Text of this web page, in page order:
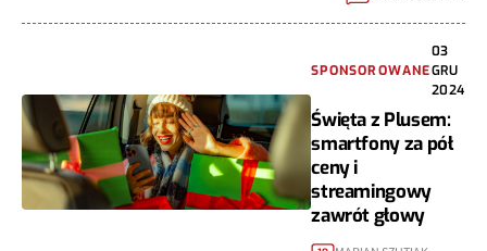
SPONSOROWANE
03
GRU
2024
Święta z Plusem:
smartfony za pół
ceny i
streamingowy
zawrót głowy